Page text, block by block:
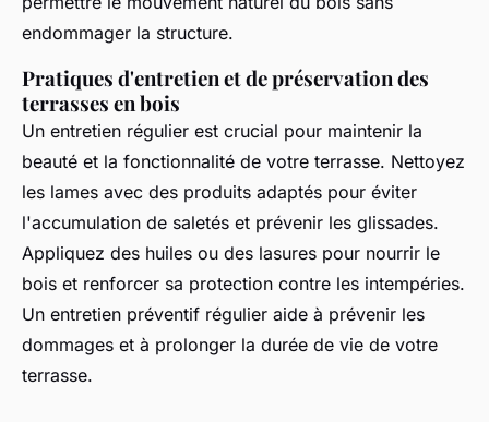
endommager la structure.
Pratiques d'entretien et de préservation des
terrasses en bois
Un entretien régulier est crucial pour maintenir la
beauté et la fonctionnalité de votre terrasse. Nettoyez
les lames avec des produits adaptés pour éviter
l'accumulation de saletés et prévenir les glissades.
Appliquez des huiles ou des lasures pour nourrir le
bois et renforcer sa protection contre les intempéries.
Un entretien préventif régulier aide à prévenir les
dommages et à prolonger la durée de vie de votre
terrasse.